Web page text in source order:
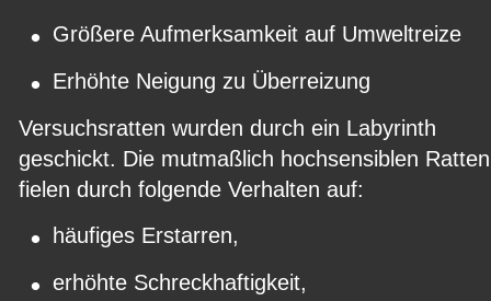
• Größere Aufmerksamkeit auf Umweltreize
• Erhöhte Neigung zu Überreizung
Versuchsratten wurden durch ein Labyrinth
geschickt. Die mutmaßlich hochsensiblen
fielen durch folgende Verhalten auf:
• häufiges Erstarren,
• erhöhte Schreckhaftigkeit,